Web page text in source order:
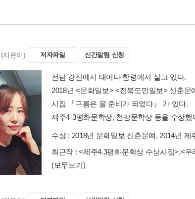
(지은이) 저자파일 신간알림 신청
전남 강진에서 태어나 함평에서 살고 있다.
2018년 <문화일보> <전북도민일보> 신춘문
시집 『구름은 울 준비가 되었다』 가 있다.
제주4·3평화문학상, 천강문학상 등을 수상했
수상 : 2018년 문화일보 신춘문예, 2014년
최근작 :<제주4.3평화문학상 수상시집>,<우
(모두보기)